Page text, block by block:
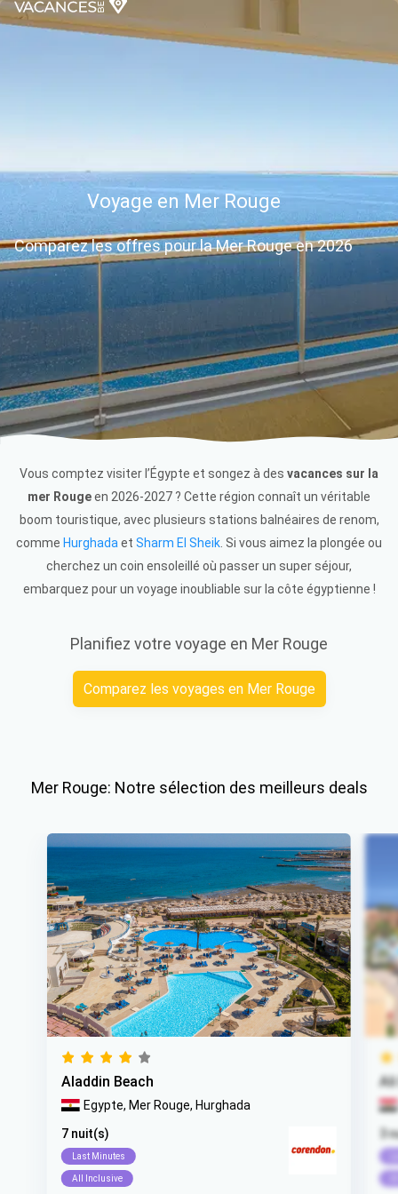
Voyage en Mer Rouge
Comparez les offres pour la Mer Rouge en 2026
Vous comptez visiter l’Égypte et songez à des vacances sur la
mer Rougeen 2026-2027 ? Cette région connaît un véritable
boom touristique, avec plusieurs stations balnéaires de renom,
comme Hurghada et Sharm El Sheik . Si vous aimez la plongée ou
cherchez un coin ensoleillé où passer un super séjour,
embarquez pour un voyage inoubliable sur la côte égyptienne !
Planifiez votre voyage en Mer Rouge
Comparez les voyages en Mer Rouge
Mer Rouge: Notre sélection des meilleurs deals
Aladdin Beach
Egypte, Mer Rouge, Hurghada
7 nuit(s)
Last Minutes
All Inclusive
3